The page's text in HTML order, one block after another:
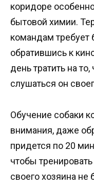
коридоре
бытовой химии.
командам требует
обратившись к
день тратить на
слушаться он
Обучение собаки
внимания, даже
придется по 20
чтобы
своего хозяина не